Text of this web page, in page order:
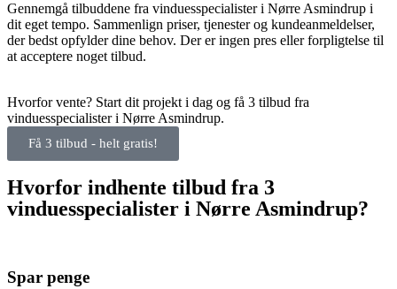
Gennemgå tilbuddene fra vinduesspecialister i Nørre Asmindrup i
dit eget tempo. Sammenlign priser, tjenester og kundeanmeldelser,
der bedst opfylder dine behov. Der er ingen pres eller forpligtelse til
at acceptere noget tilbud.
Hvorfor vente? Start dit projekt i dag og få 3 tilbud fra
vinduesspecialister i Nørre Asmindrup.
Få 3 tilbud - helt gratis!
Hvorfor indhente tilbud fra 3
vinduesspecialister i Nørre Asmindrup?
Spar penge